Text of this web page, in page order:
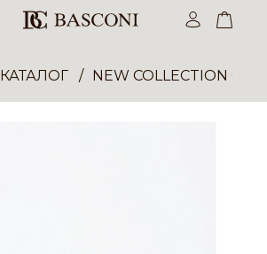
КАТАЛОГ NEW COLLECTION